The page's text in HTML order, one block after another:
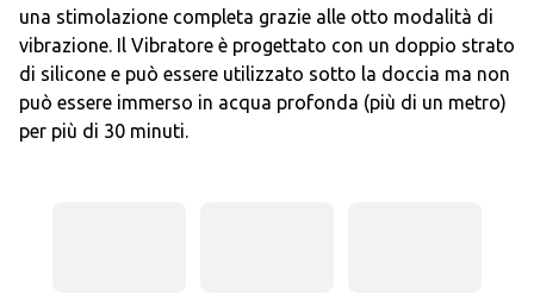
una stimolazione completa grazie alle otto modalità di
vibrazione. Il Vibratore è progettato con un doppio strato
di silicone e può essere utilizzato sotto la doccia ma non
può essere immerso in acqua profonda (più di un metro)
per più di 30 minuti.